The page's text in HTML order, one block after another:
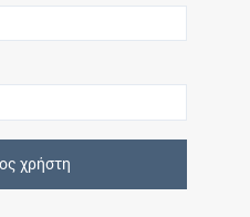
χρήστη